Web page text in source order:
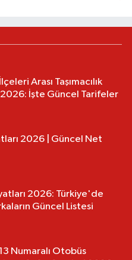
Arası Taşımacılık
2026: İşte Güncel Tarifeler
2026 | Güncel Net
2026: Türkiye'de
Güncel Listesi
Numaralı Otobüs